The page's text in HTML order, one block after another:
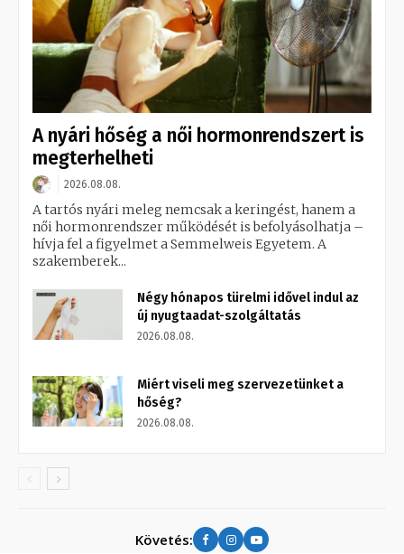
A nyári hőség a női hormonrendszert is
megterhelheti
2026.08.08.
A tartós nyári meleg nemcsak a keringést, hanem a
női hormonrendszer működését is befolyásolhatja –
hívja fel a figyelmet a Semmelweis Egyetem. A
szakemberek...
Négy hónapos türelmi idővel indul az
új nyugtaadat-szolgáltatás
2026.08.08.
Miért viseli meg szervezetünket a
hőség?
2026.08.08.
Követés: